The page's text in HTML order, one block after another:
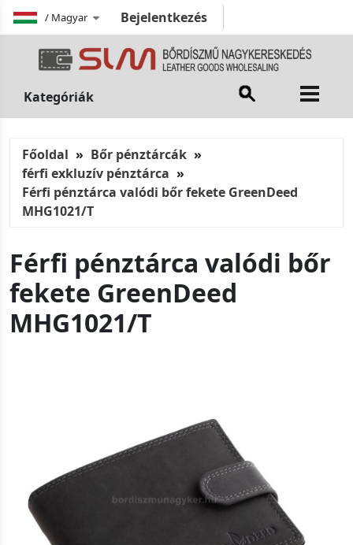
/ Magyar Bejelentkezés
Kategóriák
Főoldal
Bőr pénztárcák
férfi exkluzív pénztárca
Férfi pénztárca valódi bőr fekete GreenDeed
MHG1021/T
Férfi pénztárca valódi bőr
fekete GreenDeed
MHG1021/T